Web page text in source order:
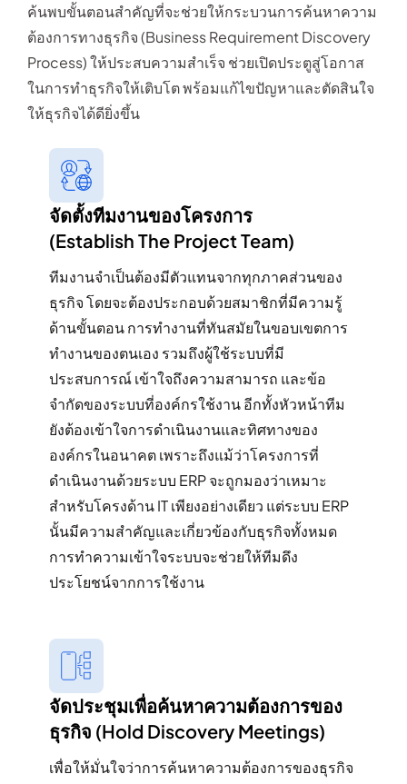
ค้นพบขั้นตอนสำคัญที่จะช่วยให้กระบวนการค้นหาความ
ต้องการทางธุรกิจ (Business Requirement Discovery
Process) ให้ประสบความสำเร็จ ช่วยเปิดประตูสู่โอกาส
ในการทำธุรกิจให้เติบโต พร้อมแก้ไขปัญหาและตัดสินใจ
ให้ธุรกิจได้ดียิ่งขึ้น
จัดตั้งทีมงานของโครงการ
(Establish The Project Team​)
ทีมงานจำเป็นต้องมีตัวแทนจากทุกภาคส่วนของ
ธุรกิจ โดยจะต้องประกอบด้วยสมาชิกที่มีความรู้
ด้านขั้นตอน การทำงานที่ทันสมัยในขอบเขตการ
ทำงานของตนเอง รวมถึงผู้ใช้ระบบที่มี
ประสบการณ์ เข้าใจถึงความสามารถ และข้อ
จำกัดของระบบที่องค์กรใช้งาน อีกทั้งหัวหน้าทีม
ยังต้องเข้าใจการดำเนินงานและทิศทางของ
องค์กรในอนาคต เพราะถึงแม้ว่าโครงการที่
ดำเนินงานด้วยระบบ ERP จะถูกมองว่าเหมาะ
สำหรับโครงด้าน IT เพียงอย่างเดียว แต่ระบบ ERP
นั้นมีความสำคัญและเกี่ยวข้องกับธุรกิจทั้งหมด
การทำความเข้าใจระบบจะช่วยให้ทีมดึง
ประโยชน์จากการใช้งาน
จัดประชุมเพื่อค้นหาความต้องการของ
ธุรกิจ (Hold Discovery Meetings​)
เพื่อให้มั่นใจว่าการค้นหาความต้องการของธุรกิจ